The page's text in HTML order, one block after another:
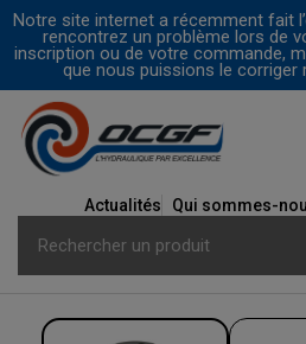
Notre site internet a récemment fait
rencontrez un problème lors de
inscription ou de votre commande,
que nous puissions le corriger
Actualités Qui sommes-